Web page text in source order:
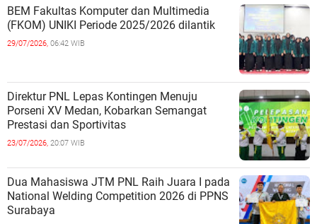
BEM Fakultas Komputer dan Multimedia
(FKOM) UNIKI Periode 2025/2026 dilantik
29/07/2026, 06:42 WIB
Direktur PNL Lepas Kontingen Menuju
Porseni XV Medan, Kobarkan Semangat
Prestasi dan Sportivitas
23/07/2026, 20:07 WIB
Dua Mahasiswa JTM PNL Raih Juara I pada
National Welding Competition 2026 di PPNS
Surabaya